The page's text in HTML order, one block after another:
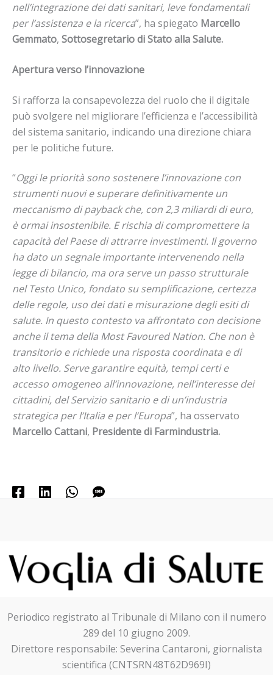
nell’integrazione dei dati sanitari, leve fondamentali
per l’assistenza e la ricerca”, ha spiegato Marcello
Gemmato, Sottosegretario di Stato alla Salute.
Apertura verso l’innovazione
Si rafforza la consapevolezza del ruolo che il digitale
può svolgere nel migliorare l’efficienza e l’accessibilità
del sistema sanitario, indicando una direzione chiara
per le politiche future.
“Oggi le priorità sono sostenere l’innovazione con
strumenti nuovi e superare definitivamente un
meccanismo di payback che, con 2,3 miliardi di euro,
è ormai insostenibile. E rischia di compromettere la
capacità del Paese di attrarre investimenti. Il governo
ha dato un segnale importante intervenendo nella
legge di bilancio, ma ora serve un passo strutturale
nel Testo Unico, fondato su semplificazione, certezza
delle regole, uso dei dati e misurazione degli esiti di
salute. In questo contesto va affrontato con decisione
anche il tema della Most Favoured Nation. Che non è
transitorio e richiede una risposta coordinata e di
alto livello. Serve garantire equità, tempi certi e
accesso omogeneo all’innovazione, nell’interesse dei
cittadini, del Servizio sanitario e di un’industria
strategica per l’Italia e per l’Europa”, ha osservato
Marcello Cattani, Presidente di Farmindustria.
Periodico registrato al Tribunale di Milano con il numero
289 del 10 giugno 2009.
Direttore responsabile: Severina Cantaroni, giornalista
scientifica (CNTSRN48T62D969I)